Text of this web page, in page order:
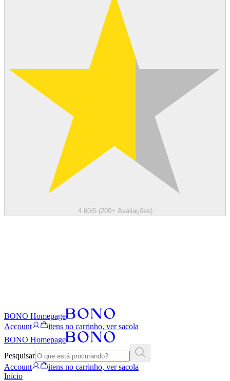
4.60/5 (200+ Avaliações)
BONO Homepage
Account
itens no carrinho, ver sacola
BONO Homepage
Pesquisar
Account
itens no carrinho, ver sacola
Início